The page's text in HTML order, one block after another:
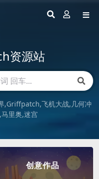
资源站
Griffpatch 飞机大战 几何冲
马里奥 迷宫
创意作品